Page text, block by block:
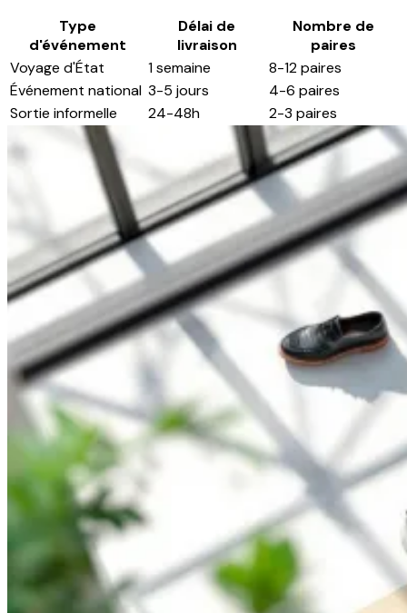
Type
d'événement
Délai de
livraison
Nombre de
paires
Voyage d'État
1 semaine
8-12 paires
Événement national 3-5 jours
4-6 paires
Sortie informelle
24-48h 2-3 paires